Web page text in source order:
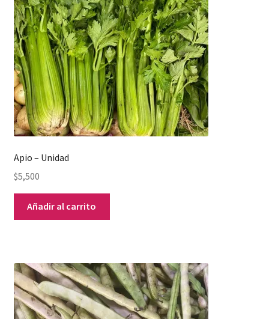
Apio – Unidad
$5,500
Añadir al carrito